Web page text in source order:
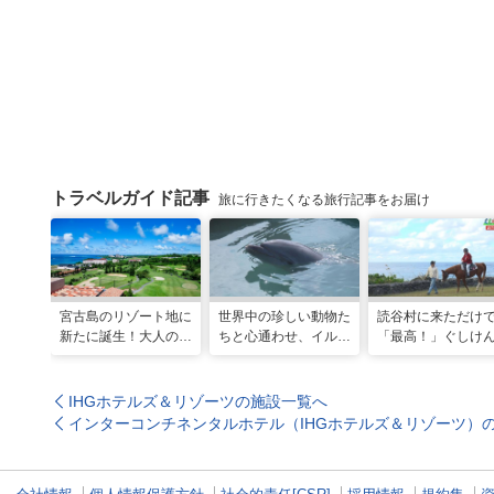
トラベルガイド記事 旅に行きたくなる旅行記事をお届け
宮古島のリゾート地に
新たに誕生！大人の特
ンディド」
世界中の珍しい動物た
ちと心通わせ、イルカ
推しアニマル！！」
読谷村に来ただけ
「最高！」ぐしけ
てきた
IHGホテルズ＆リゾーツの施設一覧へ
インターコンチネンタルホテル（IHGホテルズ＆リゾーツ）